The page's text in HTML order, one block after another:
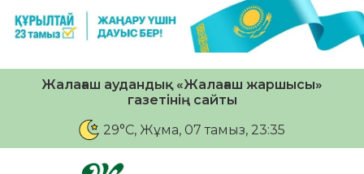
Жалағаш аудандық «Жалағаш жаршысы»
газетінің сайты
29°C, Жұма, 07 тамыз, 23:35